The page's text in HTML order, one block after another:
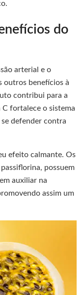
do
arterial e o
outros benefícios à
contribui para a
fortalece o sistema
defender contra
efeito calmante. Os
possuem
auxiliar na
assim um